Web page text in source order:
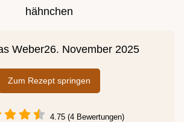
hähnchen
Weber26. November 2025
Zum Rezept springen
4.75 (4 Bewertungen)